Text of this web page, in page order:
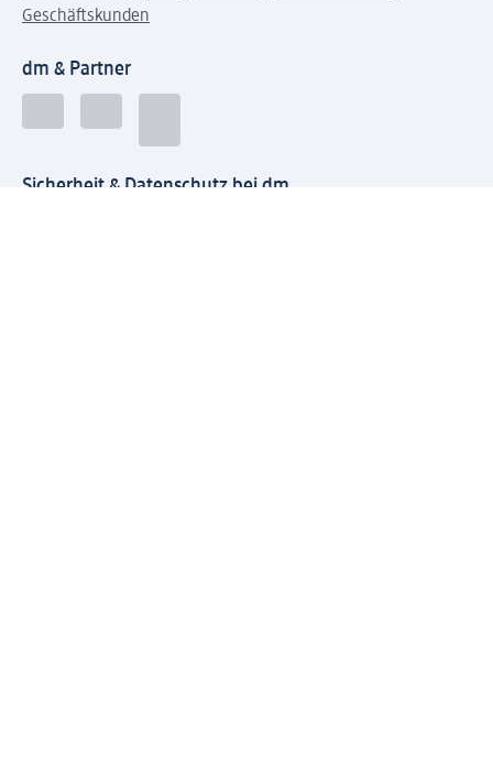
Geschäftskunden
dm & Partner
Sicherheit & Datenschutz bei dm